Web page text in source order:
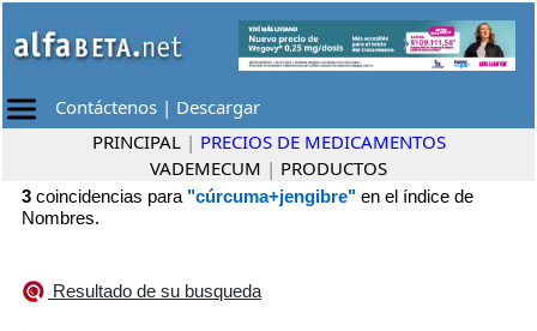
Contáctenos | Descargar
PRINCIPAL | PRECIOS DE MEDICAMENTOS
VADEMECUM | PRODUCTOS
3 coincidencias para "cúrcuma+jengibre" en el índice de
Nombres.
Resultado de su busqueda